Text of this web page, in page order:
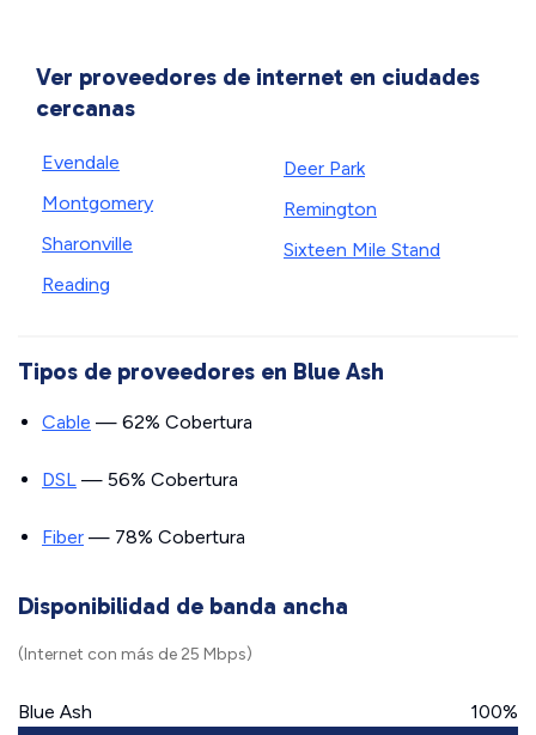
Ver proveedores de internet en ciudades
cercanas
Evendale
Montgomery
Sharonville
Reading
Deer Park
Remington
Sixteen Mile Stand
Tipos de proveedores en Blue Ash
Cable — 62% Cobertura
DSL — 56% Cobertura
Fiber — 78% Cobertura
Disponibilidad de banda ancha
(Internet con más de 25 Mbps)
Blue Ash 100%